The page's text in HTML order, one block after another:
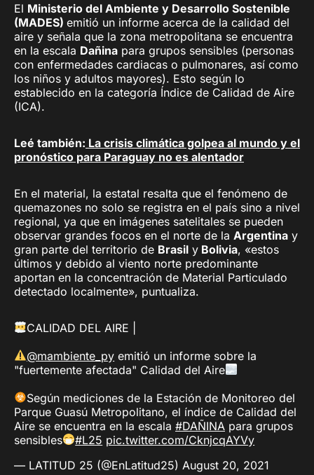
El Ministerio del Ambiente y Desarrollo Sostenible
(MADES) emitió un informe acerca de la calidad del
aire y señala que la zona metropolitana se encuentra
en la escala Dañina para grupos sensibles (personas
con enfermedades cardiacas o pulmonares, así como
los niños y adultos mayores). Esto según lo
establecido en la categoría Índice de Calidad de Aire
(ICA).
Leé también: La crisis climática golpea al mundo y el
pronóstico para Paraguay no es alentador
En el material, la estatal resalta que el fenómeno de
quemazones no solo se registra en el país sino a nivel
regional, ya que en imágenes satelitales se pueden
observar grandes focos en el norte de la Argentina y
gran parte del territorio de Brasil y Bolivia, «estos
últimos y debido al viento norte predominante
aportan en la concentración de Material Particulado
detectado localmente», puntualiza.
CALIDAD DEL AIRE |
@mambiente_py emitió un informe sobre la
"fuertemente afectada" Calidad del Aire
Según mediciones de la Estación de Monitoreo del
Parque Guasú Metropolitano, el índice de Calidad del
Aire se encuentra en la escala #DAÑINA para grupos
sensibles
#L25 pic.twitter.com/CknjcqAYVy
— LATITUD 25 (@EnLatitud25) August 20, 2021